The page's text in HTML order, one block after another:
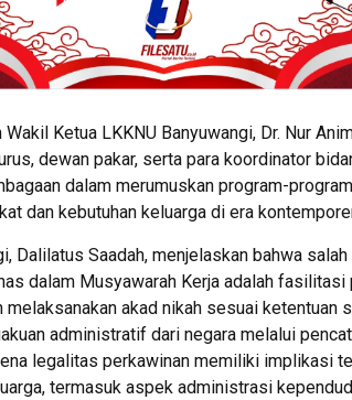
Ketua LKKNU Banyuwangi, Dr. Nur
dewan pakar, serta para koordinator
dalam merumuskan program-
dan kebutuhan keluarga di era
Dalilatus Saadah, menjelaskan bahwa
dalam Musyawarah Kerja adalah fasilitasi
melaksanakan akad nikah sesuai ketentuan
administratif dari negara melalui
legalitas perkawinan memiliki implikasi
termasuk aspek administrasi